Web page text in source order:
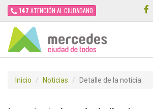
147 ATENCIÓN AL CIUDADANO
Inicio Noticias Detalle de la noticia